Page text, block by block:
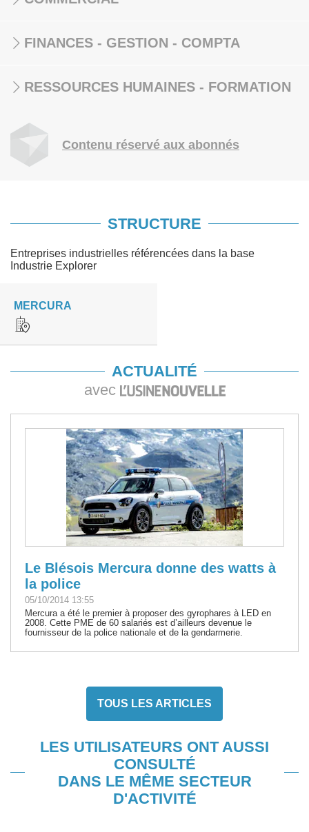
FINANCES - GESTION - COMPTA
RESSOURCES HUMAINES - FORMATION
Contenu réservé aux abonnés
STRUCTURE
Entreprises industrielles référencées dans la base
Industrie Explorer
MERCURA
ACTUALITÉ
avec
Le Blésois Mercura donne des watts à
la police
05/10/2014 13:55
Mercura a été le premier à proposer des gyrophares à LED en
2008. Cette PME de 60 salariés est d’ailleurs devenue le
fournisseur de la police nationale et de la gendarmerie.
TOUS LES ARTICLES
LES UTILISATEURS ONT AUSSI
CONSULTÉ
DANS LE MÊME SECTEUR
D'ACTIVITÉ